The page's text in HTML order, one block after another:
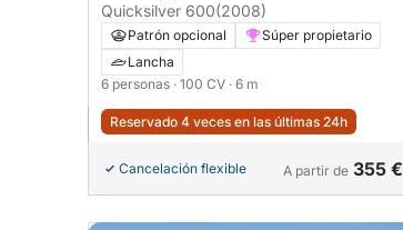
Quicksilver 600(2008)
Patrón opcional
Súper propietario
Lancha
6 personas · 100 CV · 6 m
Reservado 4 veces en las últimas 24h
Cancelación flexible A partir de 355 €